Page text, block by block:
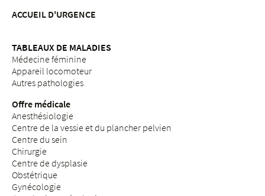
ACCUEIL D'URGENCE
TABLEAUX DE MALADIES
Médecine féminine
Appareil locomoteur
Autres pathologies
Offre médicale
Anesthésiologie
Centre de la vessie et du plancher pelvien
Centre du sein
Chirurgie
Centre de dysplasie
Obstétrique
Gynécologie